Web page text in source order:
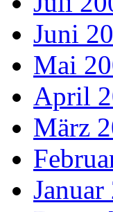
Juni
Mai
April
März
Januar